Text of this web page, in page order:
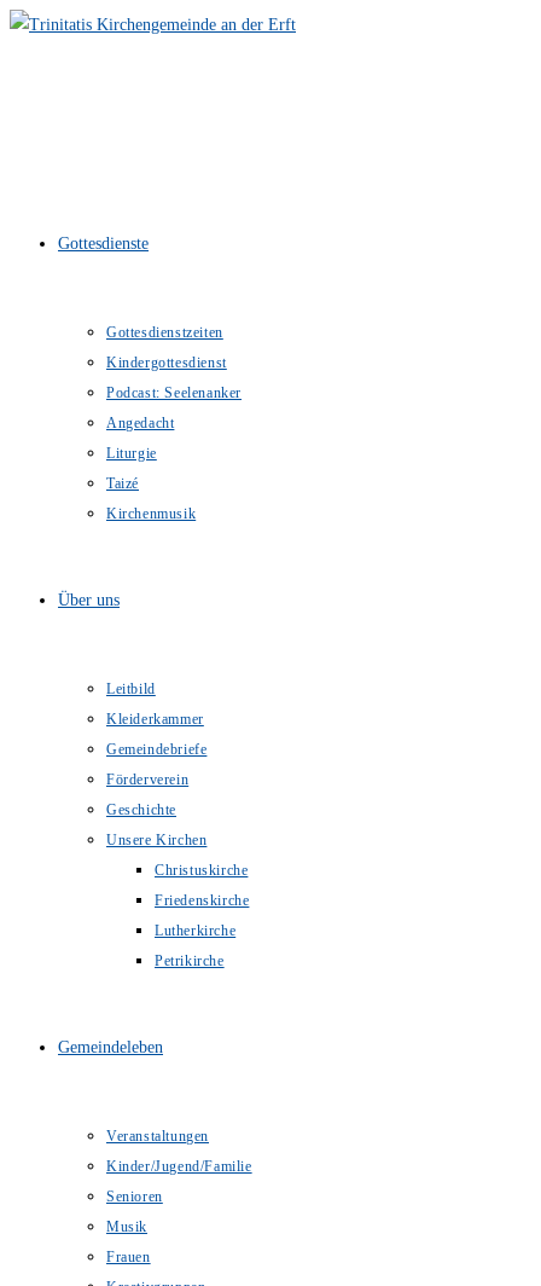
Zum
Gottesdienste
Gottesdienstzeiten
Kindergottesdienst
Podcast: Seelenanker
Angedacht
Liturgie
Taizé
Kirchenmusik
Über uns
Leitbild
Kleiderkammer
Gemeindebriefe
Förderverein
Geschichte
Unsere Kirchen
Christuskirche
Friedenskirche
Lutherkirche
Petrikirche
Gemeindeleben
Veranstaltungen
Kinder/Jugend/Familie
Senioren
Musik
Frauen